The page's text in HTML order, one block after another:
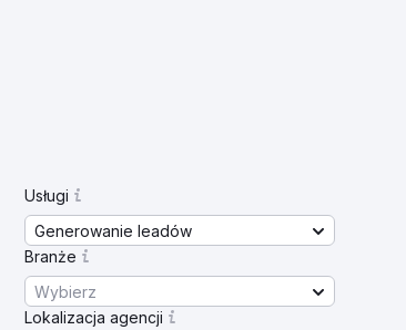
Usługi
Generowanie leadów
Branże
Wybierz
Lokalizacja agencji